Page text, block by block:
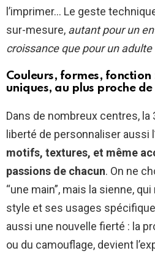
l’imprimer… Le geste
sur-mesure, autant pour un
croissance que pour un
Couleurs, formes, fonction
uniques, au plus proche
Dans de nombreux centres, la
liberté de personnaliser aussi
motifs, textures, et même
passions de chacun. On ne
“une main”, mais la sienne,
style et ses usages
aussi une nouvelle fierté : la
ou du camouflage, devient